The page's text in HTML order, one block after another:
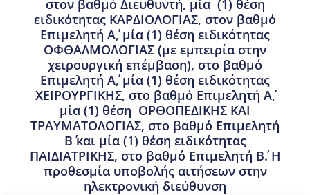
στον βαθμό Διευθυντή, μία (1) θέση
ειδικότητας ΚΑΡΔΙΟΛΟΓΙΑΣ, στον βαθμό
Επιμελητή Α΄, μία (1) θέση ειδικότητας
ΟΦΘΑΛΜΟΛΟΓΙΑΣ (με εμπειρία στην
χειρουργική επέμβαση), στο βαθμό
Επιμελητή Α΄, μία (1) θέση ειδικότητας
ΧΕΙΡΟΥΡΓΙΚΗΣ, στο βαθμό Επιμελητή Α΄,
μία (1) θέση ΟΡΘΟΠΕΔΙΚΗΣ ΚΑΙ
ΤΡΑΥΜΑΤΟΛΟΓΙΑΣ, στο βαθμό Επιμελητή
Β΄ και μία (1) θέση ειδικότητας
ΠΑΙΔΙΑΤΡΙΚΗΣ, στο βαθμό Επιμελητή Β΄. Η
προθεσμία υποβολής αιτήσεων στην
ηλεκτρονική διεύθυνση